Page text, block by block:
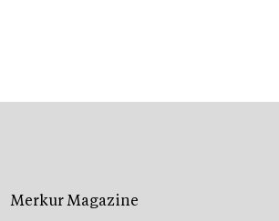
Merkur Magazine